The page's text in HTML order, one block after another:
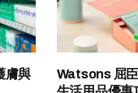
膚與
Watsons 屈